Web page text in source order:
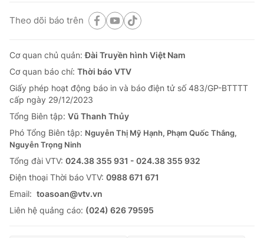
Theo dõi báo trên
Cơ quan chủ quản:Đài Truyền hình Việt Nam
Cơ quan báo chí: Thời báo VTV
Giấy phép hoạt động báo in và báo điện tử số 483/GP-BTTTT
cấp ngày 29/12/2023
Tổng Biên tập: Vũ Thanh Thủy
Phó Tổng Biên tập: Nguyễn Thị Mỹ Hạnh, Phạm Quốc Thắng,
Nguyễn Trọng Ninh
Tổng đài VTV: 024.38 355 931 - 024.38 355 932
Ðiện thoại Thời báo VTV: 0988 671 671
Email: toasoan@vtv.vn
Liên hệ quảng cáo: (024) 626 79595